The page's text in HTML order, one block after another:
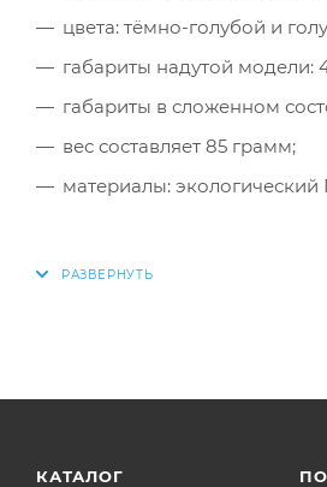
цвета: тёмно-голубой и
габариты надутой модели:
габариты в сложенном
вес составляет 85 грамм;
материалы:
КАТАЛОГ